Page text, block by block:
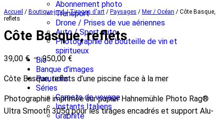
Abonnement photo
Transport
Drone / Prises de vue aériennes
Auto / Sport auto
Photographie de bouteille de vin et
spiritueux
Bio
Banque d’images
Parutions
Séries
Carnets de voyage
Instants Italiens
Graphite
Accueil / Boutique-jmd/Tirages d'art / Paysages / Mer / Océan / Côte Basque,
reflets
Côte Basque, reflets
39,00 € – 950,00 €
Côte Basque, reflets d’une piscine face à la mer
Photographie imprimée sur papier Hahnemühle Photo Rag®
Ultra Smooth 305g pour les tirages encadrés et support Alu-